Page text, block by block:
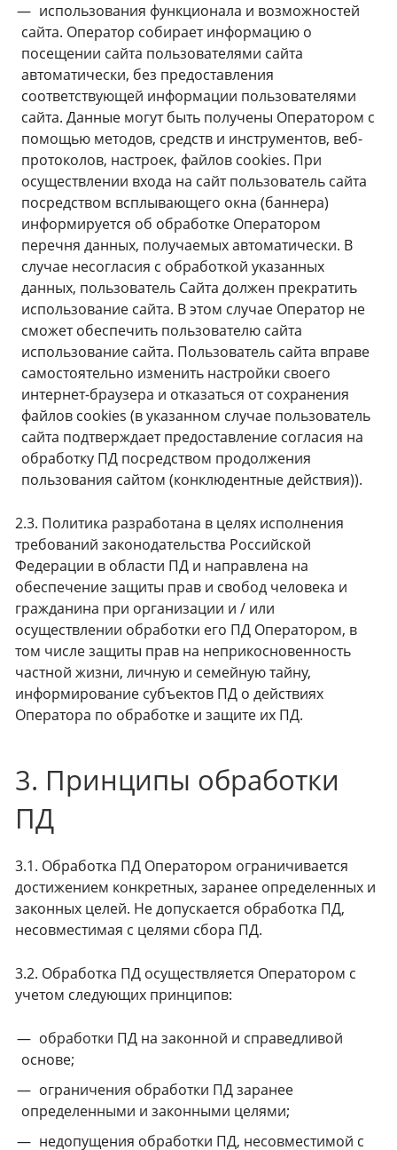
использования функционала и возможностей
сайта. Оператор собирает информацию о
посещении сайта пользователями сайта
автоматически, без предоставления
соответствующей информации пользователями
сайта. Данные могут быть получены Оператором с
помощью методов, средств и инструментов, веб-
протоколов, настроек, файлов cookies. При
осуществлении входа на сайт пользователь сайта
посредством всплывающего окна (баннера)
информируется об обработке Оператором
перечня данных, получаемых автоматически. В
случае несогласия с обработкой указанных
данных, пользователь Сайта должен прекратить
использование сайта. В этом случае Оператор не
сможет обеспечить пользователю сайта
использование сайта. Пользователь сайта вправе
самостоятельно изменить настройки своего
интернет-браузера и отказаться от сохранения
файлов cookies (в указанном случае пользователь
сайта подтверждает предоставление согласия на
обработку ПД посредством продолжения
пользования сайтом (конклюдентные действия)).
2.3. Политика разработана в целях исполнения
требований законодательства Российской
Федерации в области ПД и направлена на
обеспечение защиты прав и свобод человека и
гражданина при организации и / или
осуществлении обработки его ПД Оператором, в
том числе защиты прав на неприкосновенность
частной жизни, личную и семейную тайну,
информирование субъектов ПД о действиях
Оператора по обработке и защите их ПД.
3. Принципы обработки
ПД
3.1. Обработка ПД Оператором ограничивается
достижением конкретных, заранее определенных и
законных целей. Не допускается обработка ПД,
несовместимая с целями сбора ПД.
3.2. Обработка ПД осуществляется Оператором с
учетом следующих принципов:
обработки ПД на законной и справедливой
основе;
ограничения обработки ПД заранее
определенными и законными целями;
недопущения обработки ПД, несовместимой с